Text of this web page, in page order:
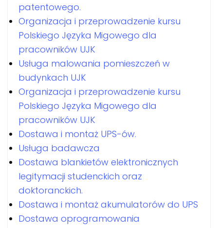
patentowego.
Organizacja i przeprowadzenie kursu
Polskiego Języka Migowego dla
pracowników UJK
Usługa malowania pomieszczeń w
budynkach UJK
Organizacja i przeprowadzenie kursu
Polskiego Języka Migowego dla
pracowników UJK
Dostawa i montaż UPS-ów.
Usługa badawcza
Dostawa blankietów elektronicznych
legitymacji studenckich oraz
doktoranckich.
Dostawa i montaż akumulatorów do UPS
Dostawa oprogramowania